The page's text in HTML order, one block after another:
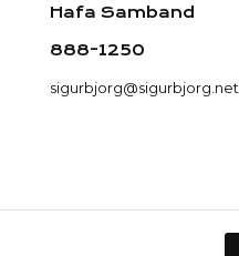
Hafa Samband
888-1250
sigurbjorg@sigurbjorg.net